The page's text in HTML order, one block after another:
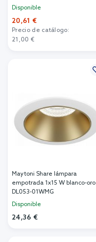
Disponible
20,61 €
Precio de catálogo:
21,00 €
Maytoni Share lámpara
empotrada 1x15 W blanco-oro
DL053-01WMG
Disponible
24,36 €